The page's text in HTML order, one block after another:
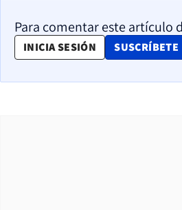
Para comentar este artículo
INICIA SESIÓN SUSCRÍBETE
OPENS IN